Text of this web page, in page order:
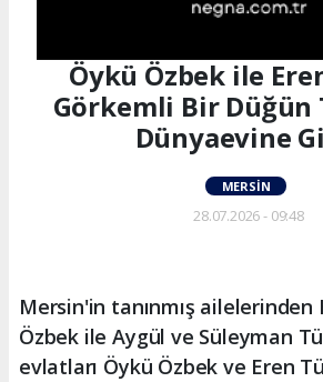
Öykü Özbek ile
Görkemli Bir
Dünyaevine
MERSIN
28.07.2026 - 09:48
Mersin'in tanınmış
Özbek ile Aygül ve Süleyman
evlatları Öykü Özbek ve Eren